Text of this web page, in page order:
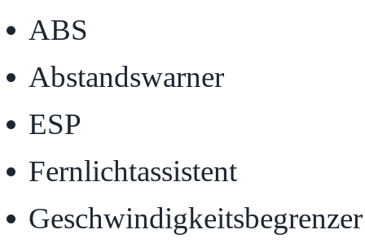
ABS
Abstandswarner
ESP
Fernlichtassistent
Geschwindigkeitsbegrenzer